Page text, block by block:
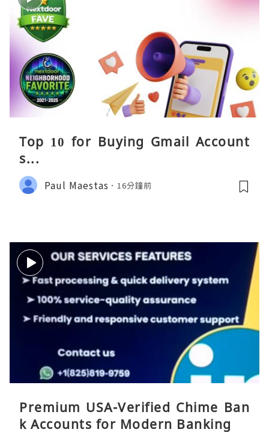
Top 10 for Buying Gmail Account
s...
Paul Maestas 16分鐘前
Premium USA-Verified Chime Ban
k Accounts for Modern Banking